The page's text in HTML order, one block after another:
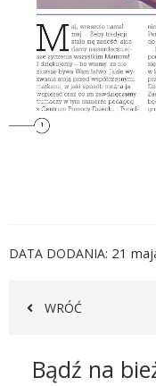
DATA DODANIA 21
WRÓĆ
Newsletter
Bądź na